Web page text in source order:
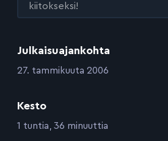
Julkaisuajankohta
:27. tammikuuta 2006
Kesto
:1 tuntia, 36 minuuttia
kiitokseksi!